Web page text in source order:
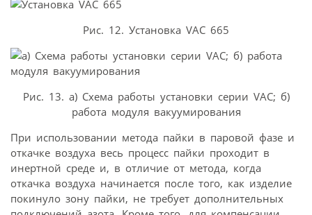
Рис. 12. Установка VAC 665
Рис. 13. а) Схема работы установки серии VAC; б)
работа модуля вакуумирования
При использовании метода пайки в паровой фазе и
откачке воздуха весь процесс пайки проходит в
инертной среде и, в отличие от метода, когда
откачка воздуха начинается после того, как изделие
покинуло зону пайки, не требует дополнительных